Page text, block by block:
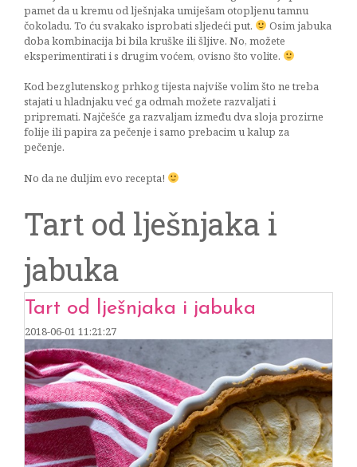
pamet da u kremu od lješnjaka umiješam otopljenu tamnu
čokoladu. To ću svakako isprobati sljedeći put.
Osim jabuka
doba kombinacija bi bila kruške ili šljive. No, možete
eksperimentirati i s drugim voćem, ovisno što volite.
Kod bezglutenskog prhkog tijesta najviše volim što ne treba
stajati u hladnjaku već ga odmah možete razvaljati i
pripremati. Najčešće ga razvaljam između dva sloja prozirne
folije ili papira za pečenje i samo prebacim u kalup za
pečenje.
No da ne duljim evo recepta!
Tart od lješnjaka i
jabuka
Tart od lješnjaka i jabuka
2018-06-01 11:21:27